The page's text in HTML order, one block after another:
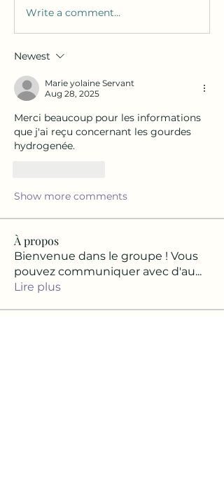
Write a comment...
Newest
Marie yolaine Servant
Aug 28, 2025
Merci beaucoup pour les informations
que j'ai reçu concernant les gourdes
hydrogenée.
Show more comments
À propos
Bienvenue dans le groupe ! Vous
pouvez communiquer avec d'au...
Lire plus